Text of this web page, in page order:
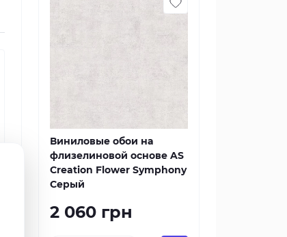
Виниловые обои на
флизелиновой основе AS
Creation Flower Symphony
Серый
2 060 грн